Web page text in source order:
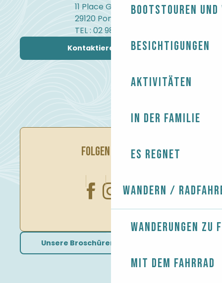
Bootstouren
Besichtigungen
Aktivitäten
In der Familie
Es regnet
Wandern /
Wanderungen zu
Mit dem Fahrrad
11 Place Gambetta
29120 Pont-l'Abbé
TEL : 02 98 82 37 99
Kontaktieren Sie uns
FOLGEN SIE UNS
Unsere Broschüren herunterladen